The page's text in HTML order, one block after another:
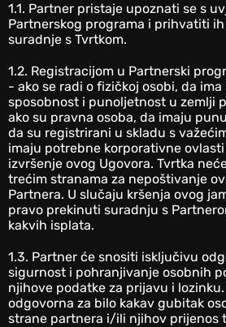
‎1.1. Partner pristaje upoznati se s
Partnerskog programa i prihvatiti
suradnje s Tvrtkom.
‎1.2. Registracijom u Partnerski
- ako se radi o fizičkoj osobi, da
sposobnost i punoljetnost u zemlji
ako su pravna osoba, da imaju
da su registrirani u skladu s
imaju potrebne korporativne ovlasti
izvršenje ovog Ugovora. Tvrtka
trećim stranama za nepoštivanje
Partnera. U slučaju kršenja ovog
pravo prekinuti suradnju s
kakvih isplata.
‎1.3. Partner će snositi isključivu
sigurnost i pohranjivanje osobnih
njihove podatke za prijavu i
odgovorna za bilo kakav gubitak
strane partnera i/ili njihov prijenos